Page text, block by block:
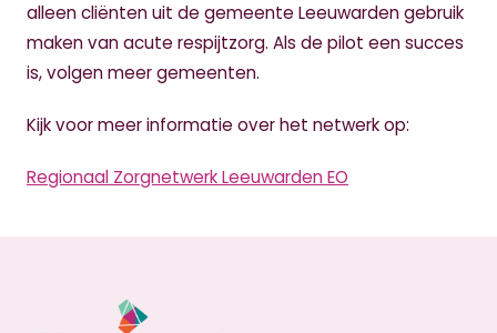
alleen cliënten uit de gemeente Leeuwarden gebruik
maken van acute respijtzorg. Als de pilot een succes
is, volgen meer gemeenten.
Kijk voor meer informatie over het netwerk op:
Regionaal Zorgnetwerk Leeuwarden EO